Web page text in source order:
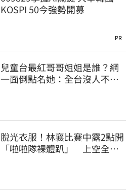
KOSPI 50今強勢開募
PR
兒童台最紅哥哥姐姐是誰？網
一面倒點名她：全台沒人不認
脫光衣服！林襄比賽中露2點開
「啦啦隊裸體趴」 上空全裸